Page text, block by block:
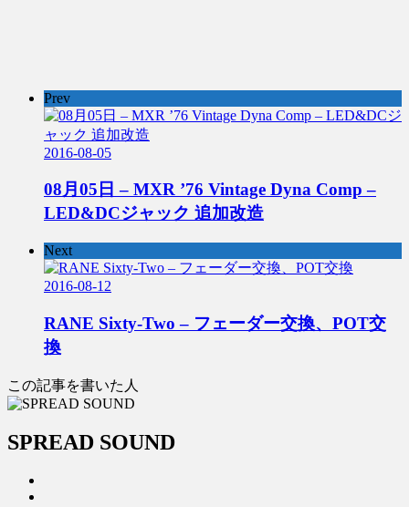
Prev
2016-08-05
08月05日 – MXR ’76 Vintage Dyna Comp –
LED&DCジャック 追加改造
Next
2016-08-12
RANE Sixty-Two – フェーダー交換、POT交
換
この記事を書いた人
SPREAD SOUND